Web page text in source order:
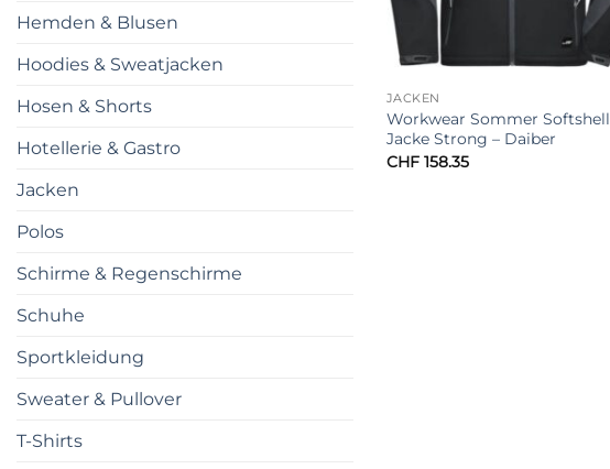
Hemden & Blusen
Hoodies & Sweatjacken
Hosen & Shorts
Hotellerie & Gastro
Jacken
Polos
Schirme & Regenschirme
Schuhe
Sportkleidung
Sweater & Pullover
T-Shirts
JACKEN
Workwear Sommer Softshell
Jacke Strong – Daiber
CHF158.35